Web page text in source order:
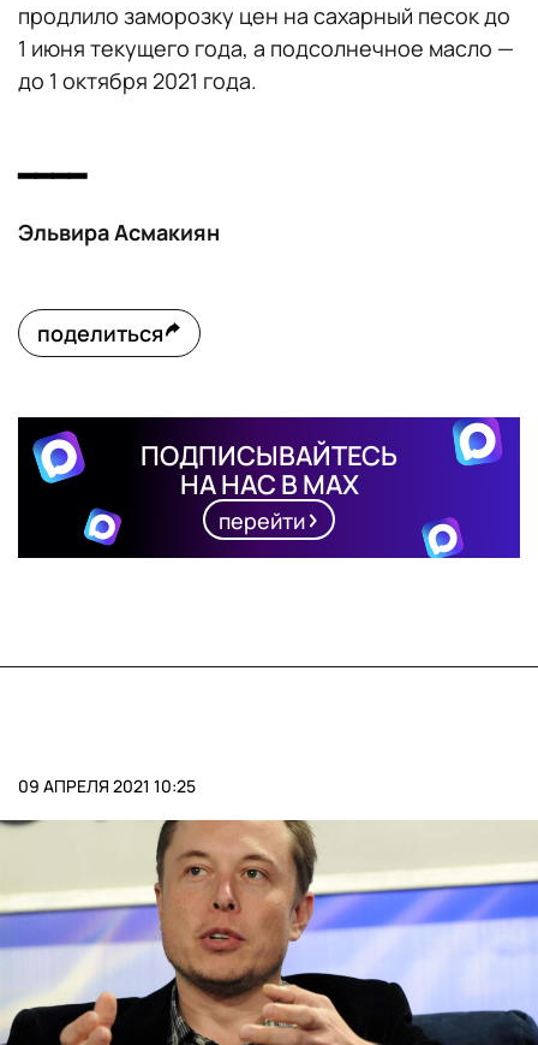
продлило заморозку цен на сахарный песок до
1 июня текущего года, а подсолнечное масло —
до 1 октября 2021 года.
━━━━
Эльвира Асмакиян
поделиться
ПОДПИСЫВАЙТЕСЬ
НА НАС В MAX
перейти
09 АПРЕЛЯ 2021 10:25